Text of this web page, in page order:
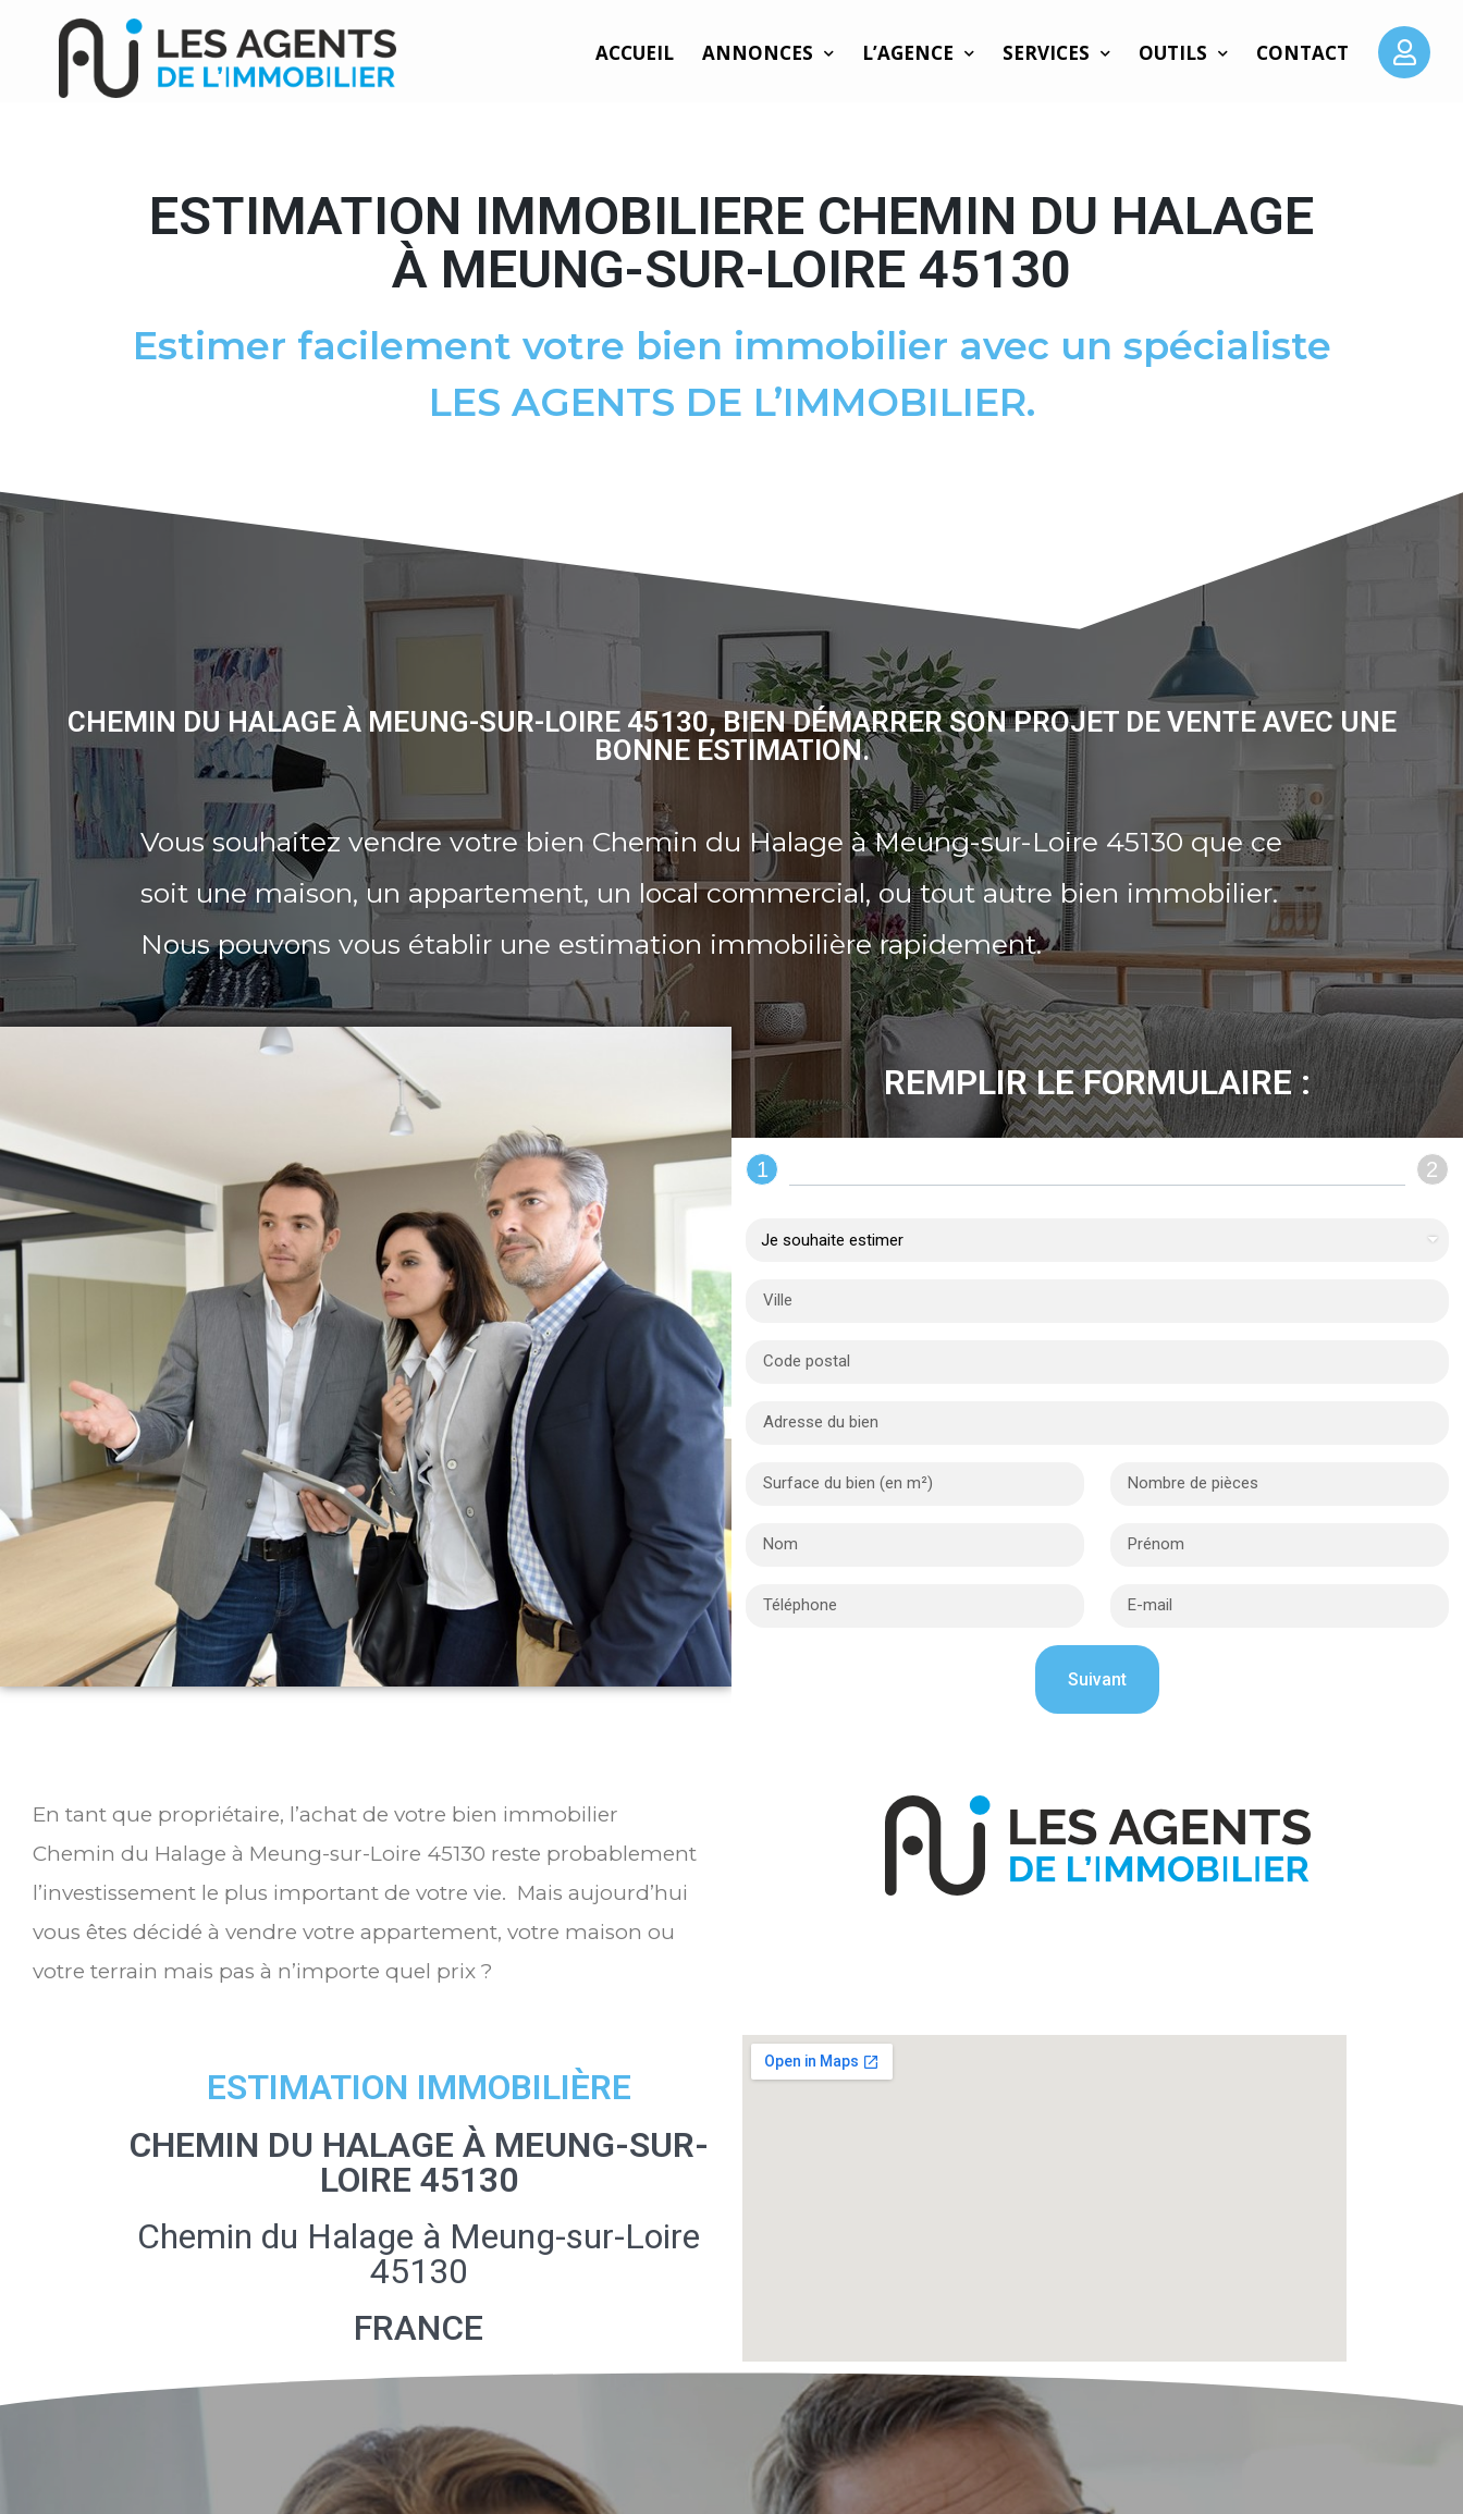
ACCUEIL ANNONCES L’AGENCE SERVICES OUTILS CONTACT
ESTIMATION IMMOBILIERE CHEMIN DU HALAGE
À MEUNG-SUR-LOIRE 45130
Estimer facilement votre bien immobilier avec un spécialiste
LES AGENTS DE L’IMMOBILIER.
CHEMIN DU HALAGE À MEUNG-SUR-LOIRE 45130, BIEN DÉMARRER SON PROJET DE VENTE AVEC UNE
BONNE ESTIMATION.
Vous souhaitez vendre votre bien Chemin du Halage à Meung-sur-Loire 45130 que ce
soit une maison, un appartement, un local commercial, ou tout autre bien immobilier.
Nous pouvons vous établir une estimation immobilière rapidement.
REMPLIR LE FORMULAIRE :
1 2
En tant que propriétaire, l’achat de votre bien immobilier
Chemin du Halage à Meung-sur-Loire 45130 reste probablement
l’investissement le plus important de votre vie. Mais aujourd’hui
vous êtes décidé à vendre votre appartement, votre maison ou
votre terrain mais pas à n’importe quel prix ?
ESTIMATION IMMOBILIÈRE
CHEMIN DU HALAGE À MEUNG-SUR-
LOIRE 45130
Chemin du Halage à Meung-sur-Loire
45130
FRANCE